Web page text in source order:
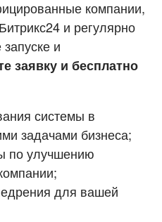
ВХОД
компании,
и регулярно
и
заявку и бесплатно
системы в
задачами бизнеса;
по улучшению
для вашей